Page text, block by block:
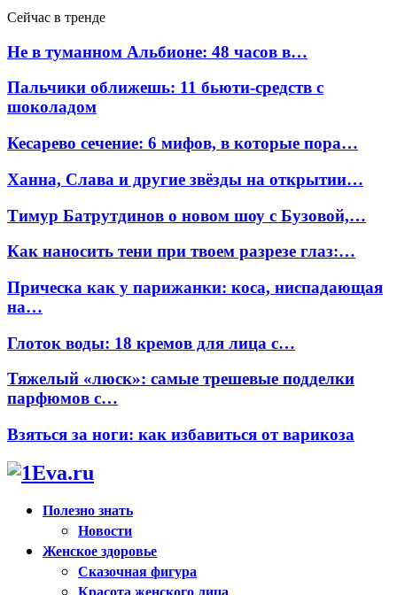
Сейчас в тренде
Не в туманном Альбионе: 48 часов в…
Пальчики оближешь: 11 бьюти-средств с
шоколадом
Кесарево сечение: 6 мифов, в которые пора…
Ханна, Слава и другие звёзды на открытии…
Тимур Батрутдинов о новом шоу с Бузовой,…
Как наносить тени при твоем разрезе глаз:…
Прическа как у парижанки: коса, ниспадающая
на…
Глоток воды: 18 кремов для лица с…
Тяжелый «люск»: самые трешевые подделки
парфюмов с…
Взяться за ноги: как избавиться от варикоза
Полезно знать
Новости
Женское здоровье
Сказочная фигура